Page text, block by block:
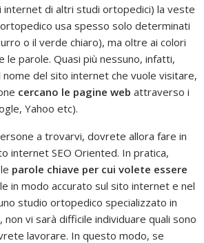
di altri studi ortopedici) la veste
usa spesso solo determinati
o il verde chiaro), ma oltre ai colori
le parole. Quasi più nessuno, infatti,
del sito internet che vuole visitare,
cercano le pagine web attraverso i
Yahoo etc).
a trovarvi, dovrete allora fare in
internet SEO Oriented. In pratica,
parole chiave per cui volete essere
in modo accurato sul sito internet e nel
studio ortopedico specializzato in
non vi sarà difficile individuare quali sono
lavorare. In questo modo, se